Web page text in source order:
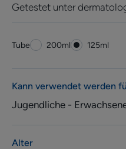
Getestet unter
Tube Tube
200ml Tube
125ml
Kann verwendet werden
Jugendliche -
Alter